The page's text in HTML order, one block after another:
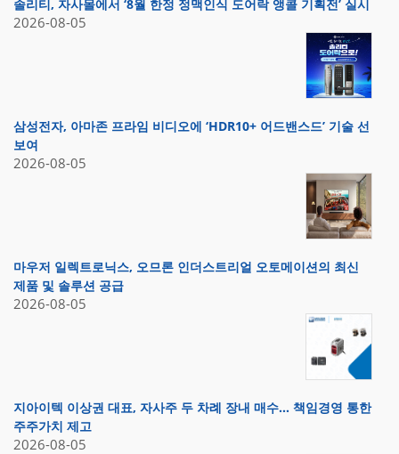
솔리티, 자사몰에서 ‘8월 한정 정맥인식 도어락 앵콜 기획전’ 실시
2026-08-05
삼성전자, 아마존 프라임 비디오에 ‘HDR10+ 어드밴스드’ 기술 선
보여
2026-08-05
마우저 일렉트로닉스, 오므론 인더스트리얼 오토메이션의 최신
제품 및 솔루션 공급
2026-08-05
지아이텍 이상권 대표, 자사주 두 차례 장내 매수… 책임경영 통한
주주가치 제고
2026-08-05